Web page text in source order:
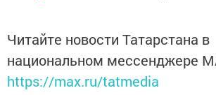
Читайте новости Татарстана в
национальном мессенджере
https://max.ru/tatmedia